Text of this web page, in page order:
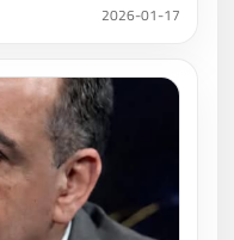
2026-01-17